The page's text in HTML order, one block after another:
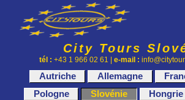
City Tours
tél : +43 1 966 02 61 | e-mail :
Autriche Allemagne
Pologne
Slovénie Hongrie